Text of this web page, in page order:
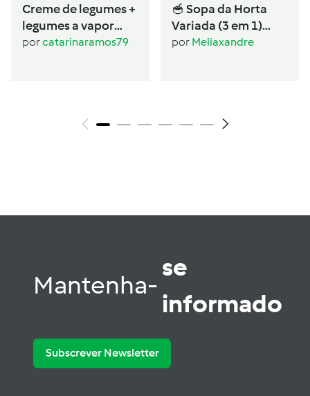
Creme de legumes +
legumes a vapor
(dietas)
porcatarinaramos79
🥣 Sopa da Horta
Variada (3 em 1)
Ingredientes
por Meliaxandre
Mantenha-
se
informado
Subscrever Newsletter